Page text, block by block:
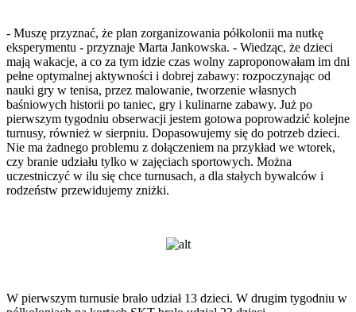
- Muszę przyznać, że plan zorganizowania półkolonii ma nutkę
eksperymentu - przyznaje Marta Jankowska. - Wiedząc, że dzieci
mają wakacje, a co za tym idzie czas wolny zaproponowałam im dni
pełne optymalnej aktywności i dobrej zabawy: rozpoczynając od
nauki gry w tenisa, przez malowanie, tworzenie własnych
baśniowych historii po taniec, gry i kulinarne zabawy. Już po
pierwszym tygodniu obserwacji jestem gotowa poprowadzić kolejne
turnusy, również w sierpniu. Dopasowujemy się do potrzeb dzieci.
Nie ma żadnego problemu z dołączeniem na przykład we wtorek,
czy branie udziału tylko w zajęciach sportowych. Można
uczestniczyć w ilu się chce turnusach, a dla stałych bywalców i
rodzeństw przewidujemy zniżki.
W pierwszym turnusie brało udział 13 dzieci. W drugim tygodniu w